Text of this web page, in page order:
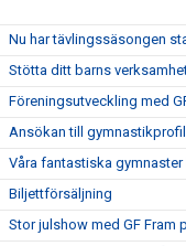
Nu har tävlingssäsongen
Stötta ditt barns
Föreningsutveckling med
Ansökan till
Våra fantastiska
Biljettförsäljning
Stor julshow med GF Fram